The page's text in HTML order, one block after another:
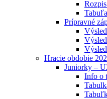
Prípravné
Hracie obdobie
Juniorky –
Info o